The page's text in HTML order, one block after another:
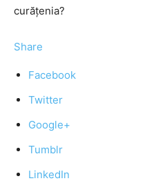
curăţenia?
Share
Facebook
Twitter
Google+
Tumblr
LinkedIn